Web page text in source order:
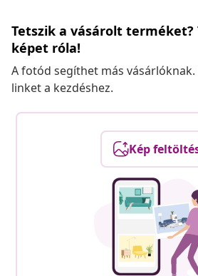
Tetszik a vásárolt terméket?
képet róla!
A fotód segíthet más vásárlóknak.
linket a kezdéshez.
Kép